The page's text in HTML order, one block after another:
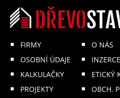
FIRMY
OSOBNÍ ÚDAJE
KALKULAČKY
PROJEKTY
O NÁS
INZERCE
ETICKÝ
OBCH.